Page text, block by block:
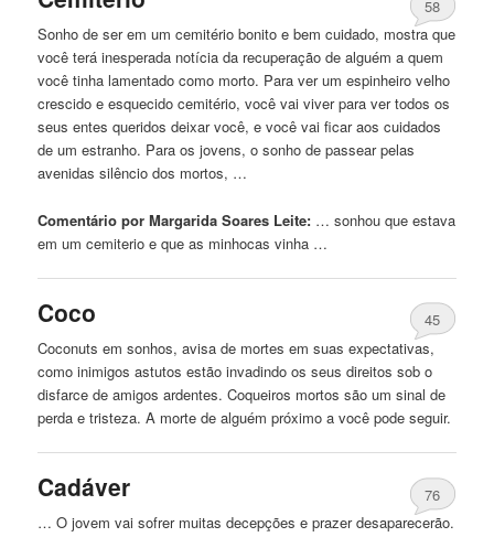
58
Sonho de serem um cemitério bonito e bem cuidado, mostra que
você terá inesperada notícia da recuperação de alguém a quem
você tinha lamentado como morto. Para ver um espinheiro velho
crescido e esquecido cemitério, você vai viver para ver todos os
seus entes queridos deixar você, e você vai ficar aos cuidados
de um estranho. Para os jovens, o sonho de passear pelas
avenidas silêncio dos mortos, …
Comentário por Margarida Soares Leite: … sonhou que estava
em um cemiterio e que as minhocas vinha …
Coco
45
Coconutsem sonhos, avisa de mortesem suas expectativas,
como inimigos astutos estão invadindo os seus direitos sob o
disfarce de amigos ardentes. Coqueiros mortos são um sinal de
perda e tristeza. A morte de alguém próximo a você pode seguir.
Cadáver
76
… O jovem vai sofrer muitas decepções e prazer desaparecerão.